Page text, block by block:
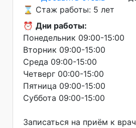
⌛ Стаж работы: 5 лет
⏰ Дни работы:
Понедельник 09:00-15:00
Вторник 09:00-15:00
Среда 09:00-15:00
Четверг 00:00-15:00
Пятница 09:00-15:00
Суббота 09:00-15:00
Записаться на приём к